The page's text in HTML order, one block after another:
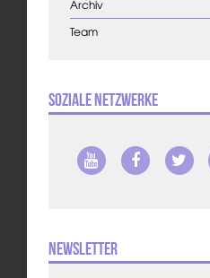
Archiv
Team
Soziale Netzwerke
Newsletter